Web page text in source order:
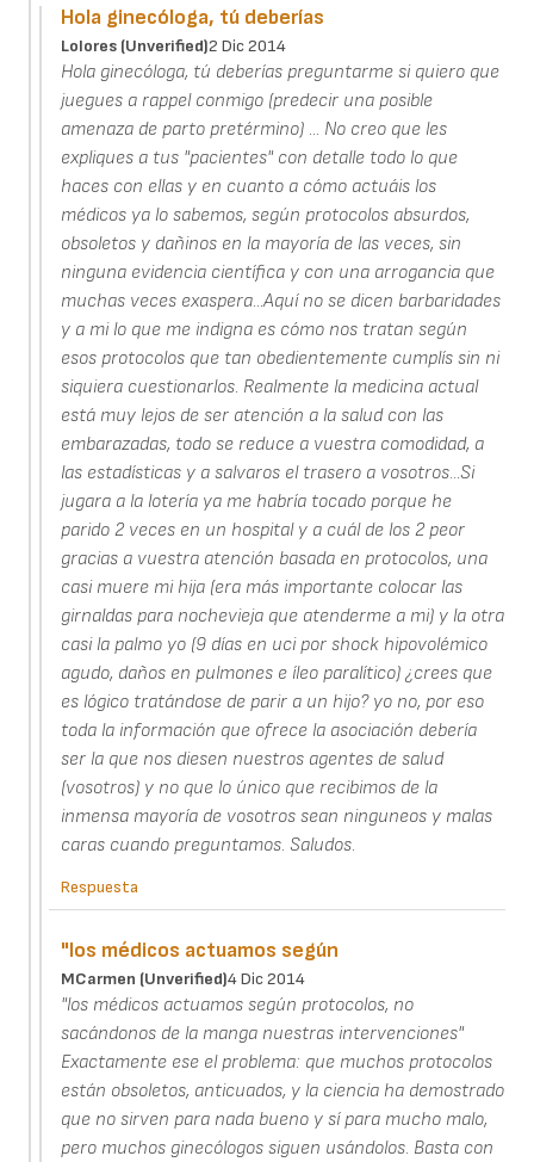
Hola ginecóloga, tú deberías
Lolores (unverified)2 Dic 2014
Hola ginecóloga, tú deberías preguntarme si quiero que
juegues a rappel conmigo (predecir una posible
amenaza de parto pretérmino) ... No creo que les
expliques a tus "pacientes" con detalle todo lo que
haces con ellas y en cuanto a cómo actuáis los
médicos ya lo sabemos, según protocolos absurdos,
obsoletos y dañinos en la mayoría de las veces, sin
ninguna evidencia científica y con una arrogancia que
muchas veces exaspera...Aquí no se dicen barbaridades
y a mi lo que me indigna es cómo nos tratan según
esos protocolos que tan obedientemente cumplís sin ni
siquiera cuestionarlos. Realmente la medicina actual
está muy lejos de ser atención a la salud con las
embarazadas, todo se reduce a vuestra comodidad, a
las estadísticas y a salvaros el trasero a vosotros...Si
jugara a la lotería ya me habría tocado porque he
parido 2 veces en un hospital y a cuál de los 2 peor
gracias a vuestra atención basada en protocolos, una
casi muere mi hija (era más importante colocar las
girnaldas para nochevieja que atenderme a mi) y la otra
casi la palmo yo (9 días en uci por shock hipovolémico
agudo, daños en pulmones e íleo paralítico) ¿crees que
es lógico tratándose de parir a un hijo? yo no, por eso
toda la información que ofrece la asociación debería
ser la que nos diesen nuestros agentes de salud
(vosotros) y no que lo único que recibimos de la
inmensa mayoría de vosotros sean ninguneos y malas
caras cuando preguntamos. Saludos.
Respuesta
"los médicos actuamos según
MCarmen (unverified)4 Dic 2014
"los médicos actuamos según protocolos, no
sacándonos de la manga nuestras intervenciones"
Exactamente ese el problema: que muchos protocolos
están obsoletos, anticuados, y la ciencia ha demostrado
que no sirven para nada bueno y sí para mucho malo,
pero muchos ginecólogos siguen usándolos. Basta con